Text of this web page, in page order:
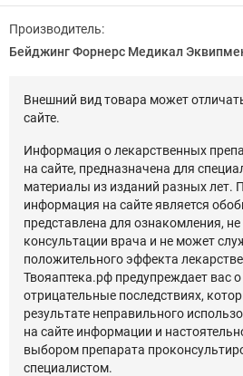
Производитель:
Бейджинг Форнерс Медикал
Внешний вид товара может
сайте.
Информация о лекарственных
на сайте, предназначена для
материалы из изданий разных лет.
информация на сайте является
представлена для ознакомления,
консультации врача и не может
положительного эффекта
Твояаптека.рф предупреждает вас
отрицательные последствиях,
результате неправильного
на сайте информации и
выбором препарата
специалистом.